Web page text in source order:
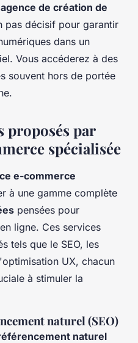
de création de
pas décisif pour garantir
dans un
Vous accéderez à des
souvent hors de portée
proposés par
spécialisée
e-commerce
à une gamme complète
pensées pour
ligne. Ces services
tels que le SEO, les
UX, chacun
à stimuler la
naturel (SEO)
naturel